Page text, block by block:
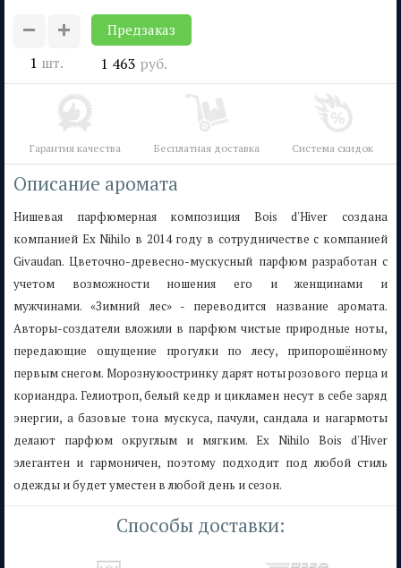
1 шт.
Предзаказ
1 463 руб.
Гарантия качества Бесплатная доставка Система скидок
Описание аромата
Нишевая парфюмерная композиция Bois d'Hiver создана
компанией Ex Nihilo в 2014 году в сотрудничестве с компанией
Givaudan. Цветочно-древесно-мускусный парфюм разработан с
учетом возможности ношения его и женщинами и
мужчинами. «Зимний лес» - переводится название аромата.
Авторы-создатели вложили в парфюм чистые природные ноты,
передающие ощущение прогулки по лесу, припорошённому
первым снегом. Морознуюостринку дарят ноты розового перца и
кориандра. Гелиотроп, белый кедр и цикламен несут в себе заряд
энергии, а базовые тона мускуса, пачули, сандала и нагармоты
делают парфюм округлым и мягким. Ex Nihilo Bois d'Hiver
элегантен и гармоничен, поэтому подходит под любой стиль
одежды и будет уместен в любой день и сезон.
Способы доставки: